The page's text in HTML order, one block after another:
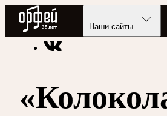
Радио Орфей
Наши сайты
Радио классической музыки